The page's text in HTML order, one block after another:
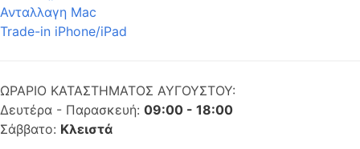
Ανταλλαγη Mac
Trade-in iPhone/iPad
ΩΡΑΡΙΟ ΚΑΤΑΣΤΗΜΑΤΟΣ ΑΥΓΟΥΣΤΟΥ:
Δευτέρα - Παρασκευή: 09:00 - 18:00
Σάββατο: Κλειστά